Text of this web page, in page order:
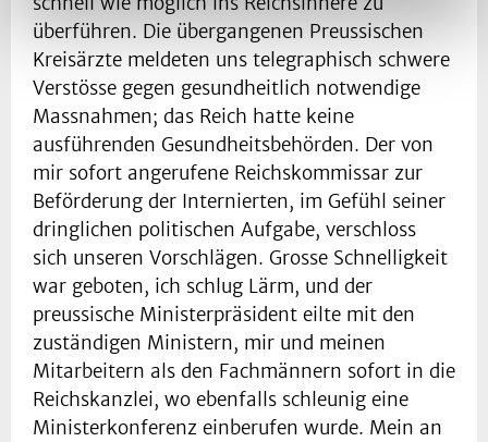
überführen. Die übergangenen Preussischen
Kreisärzte meldeten uns telegraphisch schwere
Verstösse gegen gesundheitlich notwendige
Massnahmen; das Reich hatte keine
ausführenden Gesundheitsbehörden. Der von
mir sofort angerufene Reichskommissar zur
Beförderung der Internierten, im Gefühl seiner
dringlichen politischen Aufgabe, verschloss
sich unseren Vorschlägen. Grosse Schnelligkeit
war geboten, ich schlug Lärm, und der
preussische Ministerpräsident eilte mit den
zuständigen Ministern, mir und meinen
Mitarbeitern als den Fachmännern sofort in die
Reichskanzlei, wo ebenfalls schleunig eine
Ministerkonferenz einberufen wurde. Mein an